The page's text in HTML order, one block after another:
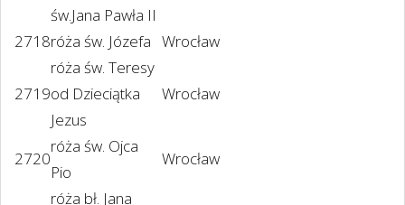
św.Jana Pawła II
2718róża św. Józefa Wrocław
2719
róża św. Teresy
od Dzieciątka
Jezus
Wrocław
2720
róża św. Ojca
Pio
Wrocław
róża bł. Jana